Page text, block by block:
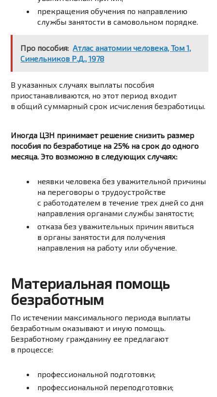
прекращения обучения по направлению
службы занятости в самовольном порядке.
Про пособия: Атлас анатомии человека, Том 1,
Синельников Р.Д., 1978
В указанных случаях выплаты пособия
приостанавливаются, но этот период входит
в общий суммарный срок исчисления безработицы.
Иногда ЦЗН принимает решение снизить размер
пособия по безработице на 25% на срок до одного
месяца. Это возможно в следующих случаях:
неявки человека без уважительной причины
на переговоры о трудоустройстве
с работодателем в течение трех дней со дня
направления органами службы занятости;
отказа без уважительных причин явиться
в органы занятости для получения
направления на работу или обучение.
Материальная помощь
безработным
По истечении максимального периода выплаты
безработным оказывают и иную помощь.
Безработному гражданину ее предлагают
в процессе:
профессиональной подготовки;
профессиональной переподготовки;